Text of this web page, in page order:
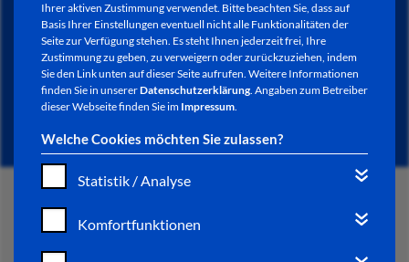
Ihrer aktiven Zustimmung verwendet. Bitte beachten Sie, dass auf
Basis Ihrer Einstellungen eventuell nicht alle Funktionalitäten der
Seite zur Verfügung stehen. Es steht Ihnen jederzeit frei, Ihre
Zustimmung zu geben, zu verweigern oder zurückzuziehen, indem
Sie den Link unten auf dieser Seite aufrufen. Weitere Informationen
finden Sie in unsererDatenschutzerklärung. Angaben zum Betreiber
dieser Webseite finden Sie im Impressum.
Welche Cookies möchten Sie zulassen?
Statistik / Analyse
Komfortfunktionen
NEWSLETTER / CITY LETTER
START